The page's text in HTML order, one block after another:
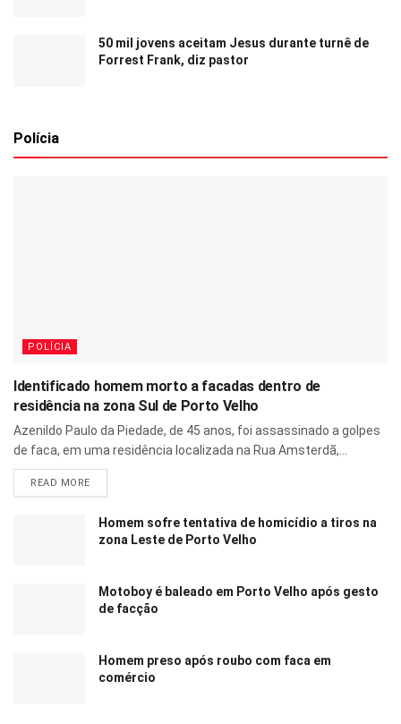
50 mil jovens aceitam Jesus durante turnê de
Forrest Frank, diz pastor
Polícia
POLÍCIA
Identificado homem morto a facadas dentro de
residência na zona Sul de Porto Velho
Azenildo Paulo da Piedade, de 45 anos, foi assassinado a golpes
de faca, em uma residência localizada na Rua Amsterdã,...
READ MORE
Homem sofre tentativa de homicídio a tiros na
zona Leste de Porto Velho
Motoboy é baleado em Porto Velho após gesto
de facção
Homem preso após roubo com faca em
comércio